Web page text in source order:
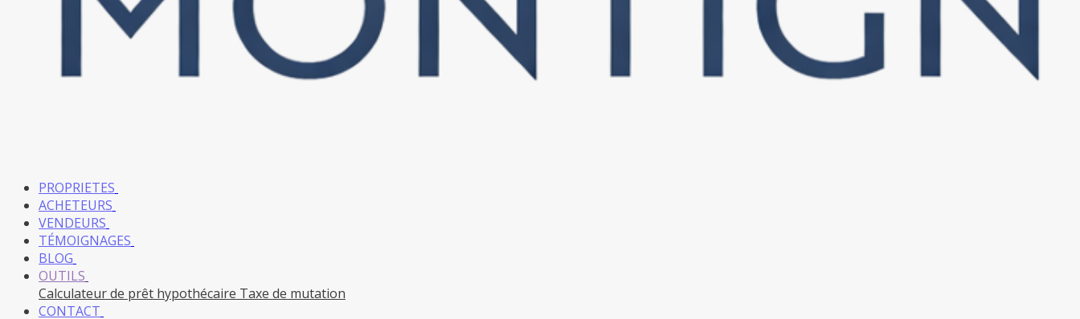
PROPRIETES
ACHETEURS
VENDEURS
TÉMOIGNAGES
BLOG
OUTILS
Calculateur de prêt hypothécaire Taxe de mutation
CONTACT